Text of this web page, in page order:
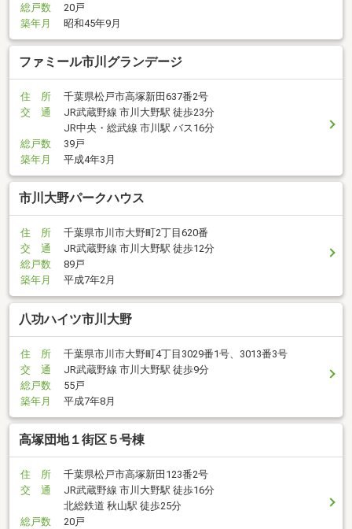
総戸数
20戸
築年月
昭和45年9月
ファミール市川グランデージ
住 所
千葉県松戸市高塚新田637番2号
交 通
JR武蔵野線 市川大野駅 徒歩23分
JR中央・総武線 市川駅 バス16分
総戸数
39戸
築年月
平成4年3月
市川大野パークハウス
住 所
千葉県市川市大野町2丁目620番
交 通
JR武蔵野線 市川大野駅 徒歩12分
総戸数
89戸
築年月
平成7年2月
八功ハイツ市川大野
住 所
千葉県市川市大野町4丁目3029番1号、3013番3号
交 通
JR武蔵野線 市川大野駅 徒歩9分
総戸数
55戸
築年月
平成7年8月
高塚団地１街区５号棟
住 所
千葉県松戸市高塚新田123番2号
交 通
JR武蔵野線 市川大野駅 徒歩16分
北総鉄道 秋山駅 徒歩25分
総戸数
20戸